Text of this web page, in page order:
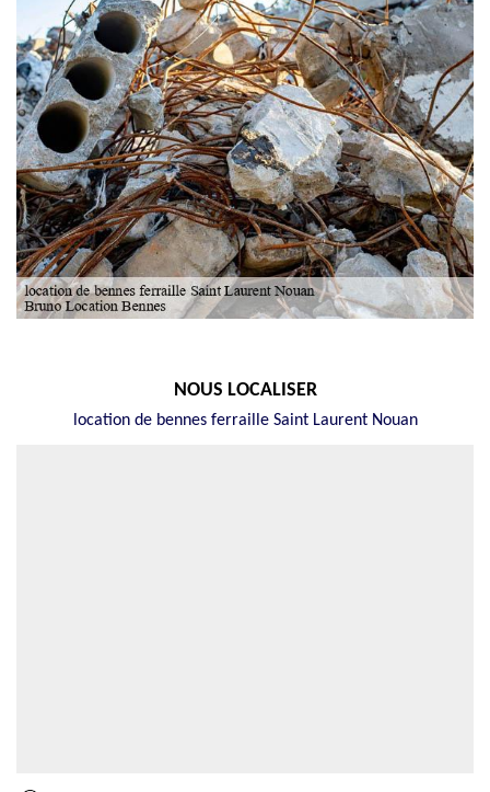
NOUS LOCALISER
location de bennes ferraille Saint Laurent Nouan